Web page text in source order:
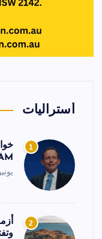
أستراليات
1
يونيو 26,
2